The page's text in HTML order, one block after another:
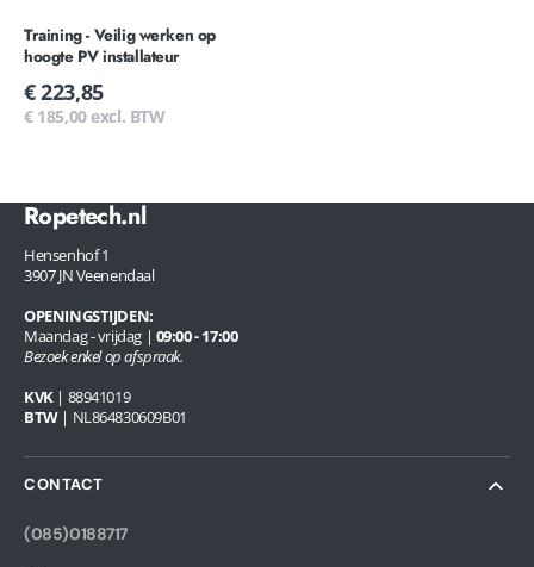
Training - Veilig werken op
hoogte PV installateur
Normale
prijs
€ 223,85
€ 185,00 excl. BTW
Ropetech.nl
Hensenhof 1
3907 JN Veenendaal
OPENINGSTIJDEN:
Maandag - vrijdag | 09:00 - 17:00
Bezoek enkel op afspraak.
KVK| 88941019
BTW| NL864830609B01
CONTACT
(085)0188717